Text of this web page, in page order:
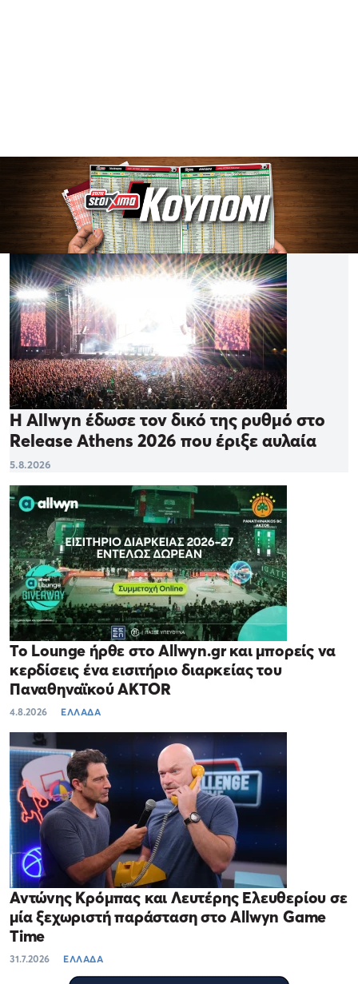
Η Allwyn έδωσε τον δικό της ρυθμό στο
Release Athens 2026 που έριξε αυλαία
5.8.2026
Το Lounge ήρθε στο Allwyn.gr και μπορείς να
κερδίσεις ένα εισιτήριο διαρκείας του
Παναθηναϊκού AKTOR
4.8.2026 ΕΛΛΑΔΑ
Αντώνης Κρόμπας και Λευτέρης Ελευθερίου σε
μία ξεχωριστή παράσταση στο Allwyn Game
Time
31.7.2026 ΕΛΛΑΔΑ